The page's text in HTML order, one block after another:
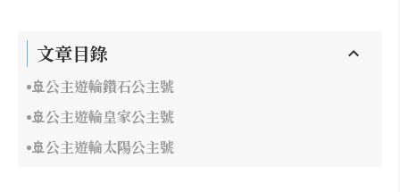
文章目錄
🚢公主遊輪鑽石公主號
🚢公主遊輪皇家公主號
🚢公主遊輪太陽公主號